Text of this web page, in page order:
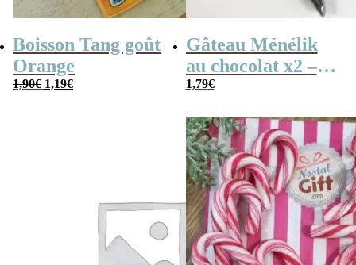
Boisson Tang goût
Orange
1,90€ Le
1,19€Le
Gâteau Ménélik
au chocolat x2 –
Gaufrette
1,79€